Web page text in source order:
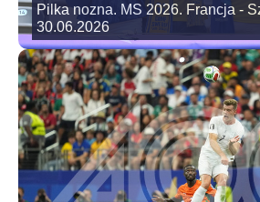
Pilka nozna. MS 2026. Francja -
30.06.2026